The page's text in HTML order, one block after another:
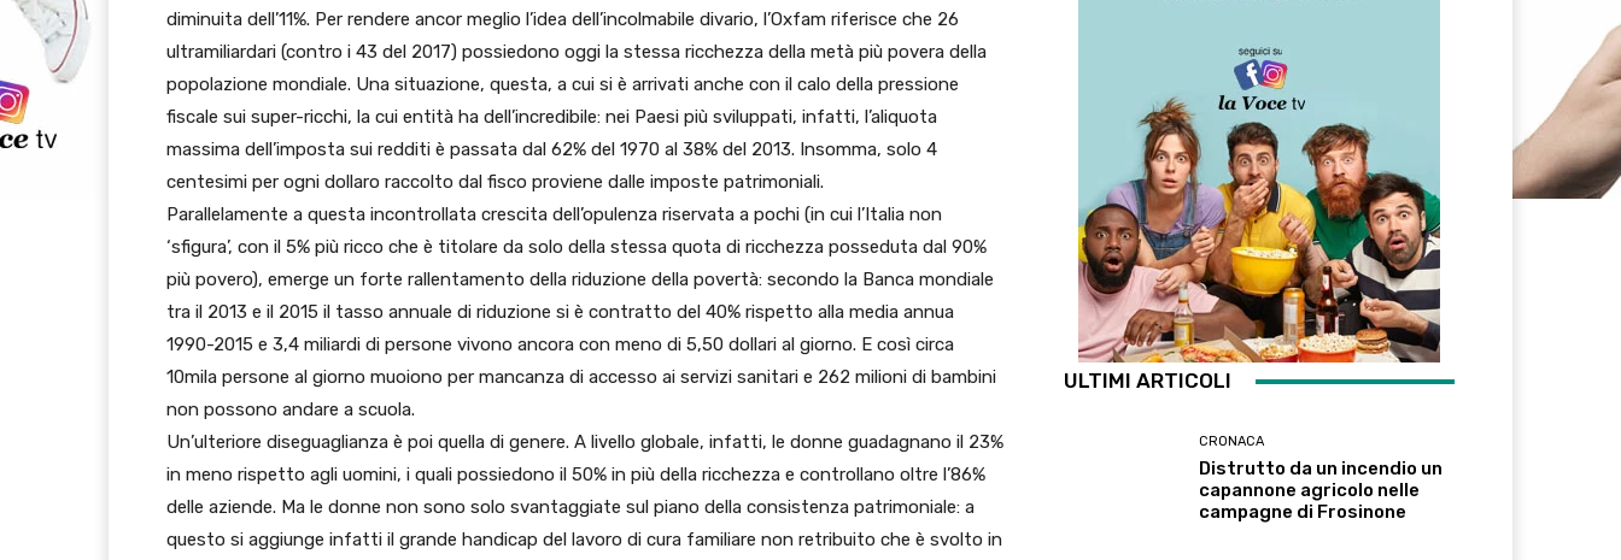
diminuita dell’11%. Per rendere ancor meglio l’idea dell’incolmabile divario, l’Oxfam riferisce che 26
ultramiliardari (contro i 43 del 2017) possiedono oggi la stessa ricchezza della metà più povera della
popolazione mondiale. Una situazione, questa, a cui si è arrivati anche con il calo della pressione
fiscale sui super-ricchi, la cui entità ha dell’incredibile: nei Paesi più sviluppati, infatti, l’aliquota
massima dell’imposta sui redditi è passata dal 62% del 1970 al 38% del 2013. Insomma, solo 4
centesimi per ogni dollaro raccolto dal fisco proviene dalle imposte patrimoniali.
Parallelamente a questa incontrollata crescita dell’opulenza riservata a pochi (in cui l’Italia non
‘sfigura’, con il 5% più ricco che è titolare da solo della stessa quota di ricchezza posseduta dal 90%
più povero), emerge un forte rallentamento della riduzione della povertà: secondo la Banca mondiale
tra il 2013 e il 2015 il tasso annuale di riduzione si è contratto del 40% rispetto alla media annua
1990-2015 e 3,4 miliardi di persone vivono ancora con meno di 5,50 dollari al giorno. E così circa
10mila persone al giorno muoiono per mancanza di accesso ai servizi sanitari e 262 milioni di bambini
non possono andare a scuola.
Un’ulteriore diseguaglianza è poi quella di genere. A livello globale, infatti, le donne guadagnano il 23%
in meno rispetto agli uomini, i quali possiedono il 50% in più della ricchezza e controllano oltre l’86%
delle aziende. Ma le donne non sono solo svantaggiate sul piano della consistenza patrimoniale: a
questo si aggiunge infatti il grande handicap del lavoro di cura familiare non retribuito che è svolto in
ULTIMI ARTICOLI
CRONACA
Distrutto da un incendio un
capannone agricolo nelle
campagne di Frosinone